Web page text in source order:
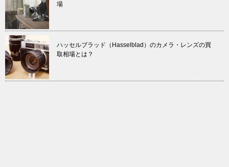
場
ハッセルブラッド（Hasselblad）のカメラ・レンズの買
取相場とは？